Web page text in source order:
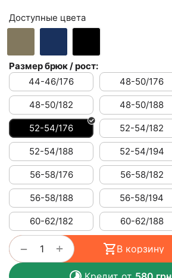
Доступные цвета
Размер брюк / рост:
44-46/176
48-50/176
48-50/182 48-50/188
52-54/176 52-54/182
52-54/188 52-54/194
56-58/176 56-58/182
56-58/188 56-58/194
60-62/182 60-62/188
+
− В корзину